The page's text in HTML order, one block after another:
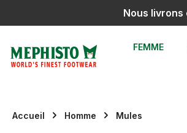
Passer à la navigation principale
Nous livrons
FEMME
Accueil Homme Mules